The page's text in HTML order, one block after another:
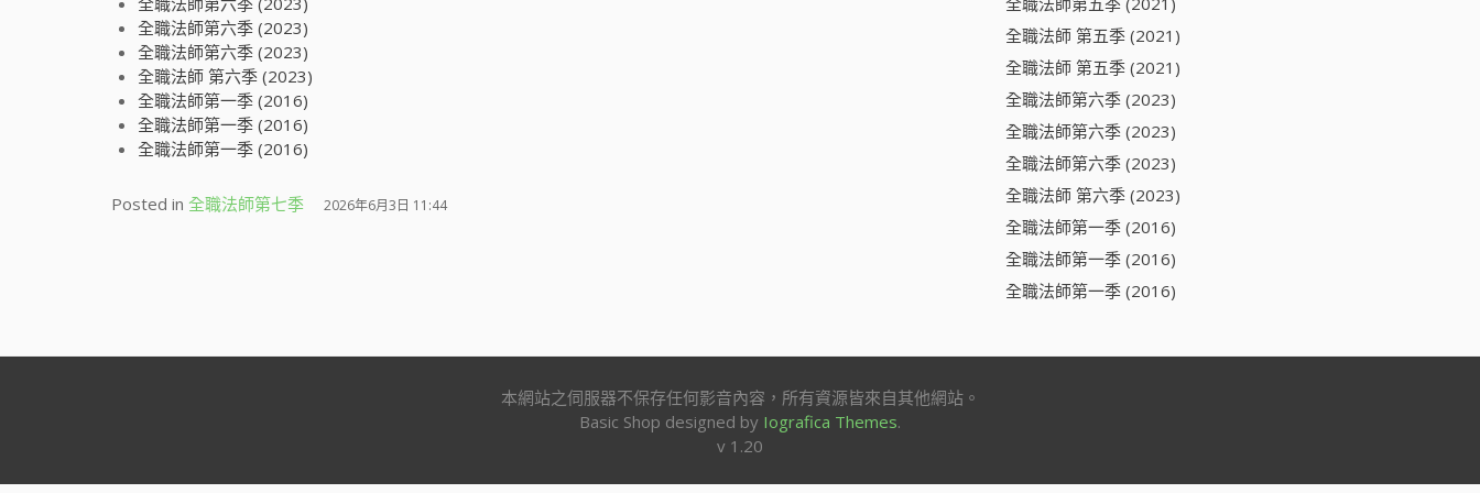
全職法師第六季 (2023)
全職法師第六季 (2023)
全職法師 第六季 (2023)
全職法師第一季 (2016)
全職法師第一季 (2016)
全職法師第一季 (2016)
Posted in 全職法師第七季 2026年6月3日 11:44
全職法師 第五季 (2021)
全職法師 第五季 (2021)
全職法師第六季 (2023)
全職法師第六季 (2023)
全職法師第六季 (2023)
全職法師 第六季 (2023)
全職法師第一季 (2016)
全職法師第一季 (2016)
全職法師第一季 (2016)
本網站之伺服器不保存任何影音內容，所有資源皆來自其他網站。
Basic Shop designed by Iografica Themes.
v 1.20